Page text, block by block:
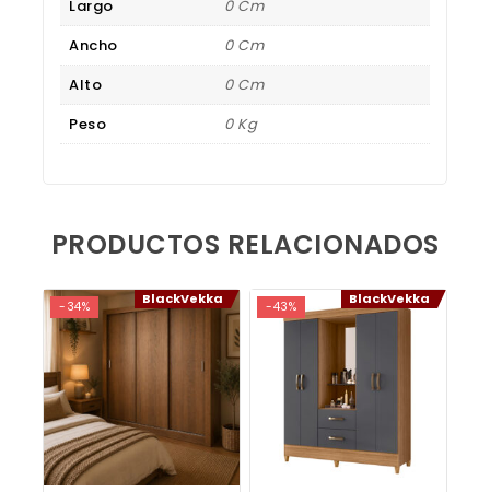
Largo
0 Cm
Ancho
0 Cm
Alto
0 Cm
Peso
0 Kg
PRODUCTOS RELACIONADOS
-34% BlackVekka -43% BlackVekka